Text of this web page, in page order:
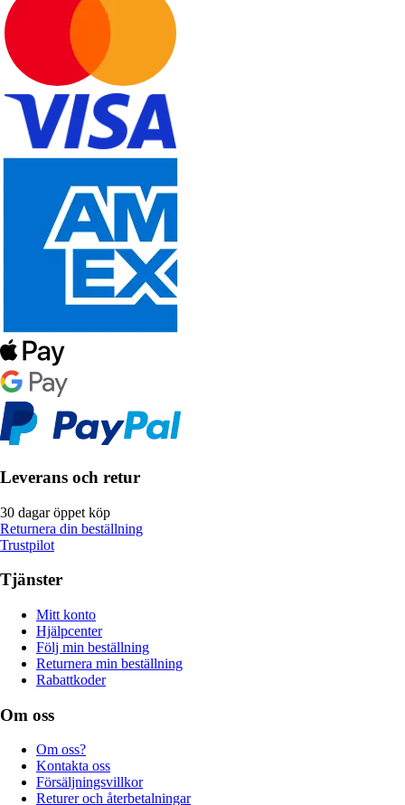
Leverans och retur
30 dagar öppet köp
Returnera din beställning
Trustpilot
Tjänster
Mitt konto
Hjälpcenter
Följ min beställning
Returnera min beställning
Rabattkoder
Om oss
Om oss?
Kontakta oss
Försäljningsvillkor
Returer och återbetalningar